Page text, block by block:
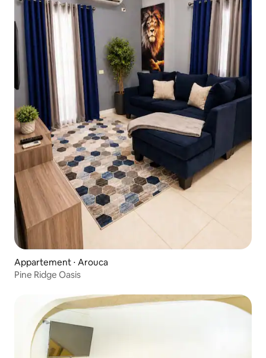
Appartement ⋅ Arouca
Pine Ridge Oasis